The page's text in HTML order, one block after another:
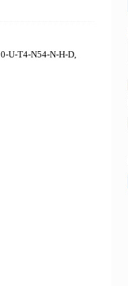
U-T4-N54-N-H-D,